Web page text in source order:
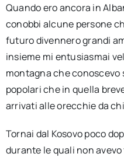
Quando ero ancora in
conobbi alcune persone
futuro divennero grandi
insieme mi entusiasmai
montagna che conoscevo
popolari che in quella
arrivati alle orecchie da
Tornai dal Kosovo poco
durante le quali non